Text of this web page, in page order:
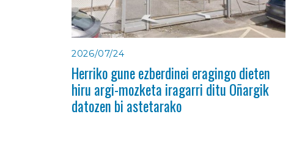
2026/07/24
Herriko gune ezberdinei eragingo dieten
hiru argi-mozketa iragarri ditu Oñargik
datozen bi astetarako